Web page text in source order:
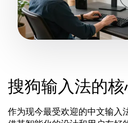
搜狗输入法的
作为现今最受欢迎的中文输入